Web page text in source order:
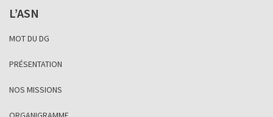
L’ASN
MOT DU DG
PRÉSENTATION
NOS MISSIONS